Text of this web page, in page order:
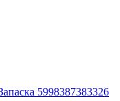
5998387383326